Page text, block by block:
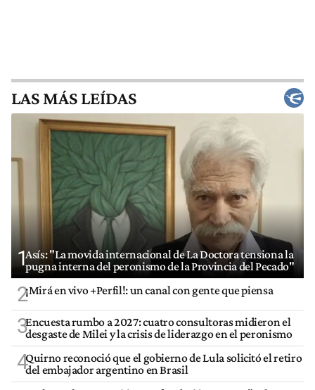
LAS MÁS LEÍDAS
1Asís: "La movida internacional de La Doctora tensiona la
pugna interna del peronismo de la Provincia del Pecado"
2¡Mirá en vivo +Perfil!: un canal con gente que piensa
3Encuesta rumbo a 2027: cuatro consultoras midieron el
desgaste de Milei y la crisis de liderazgo en el peronismo
4Quirno reconoció que el gobierno de Lula solicitó el retiro
del embajador argentino en Brasil